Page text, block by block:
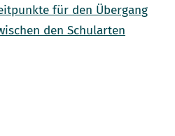
für den Übergang
den Schularten